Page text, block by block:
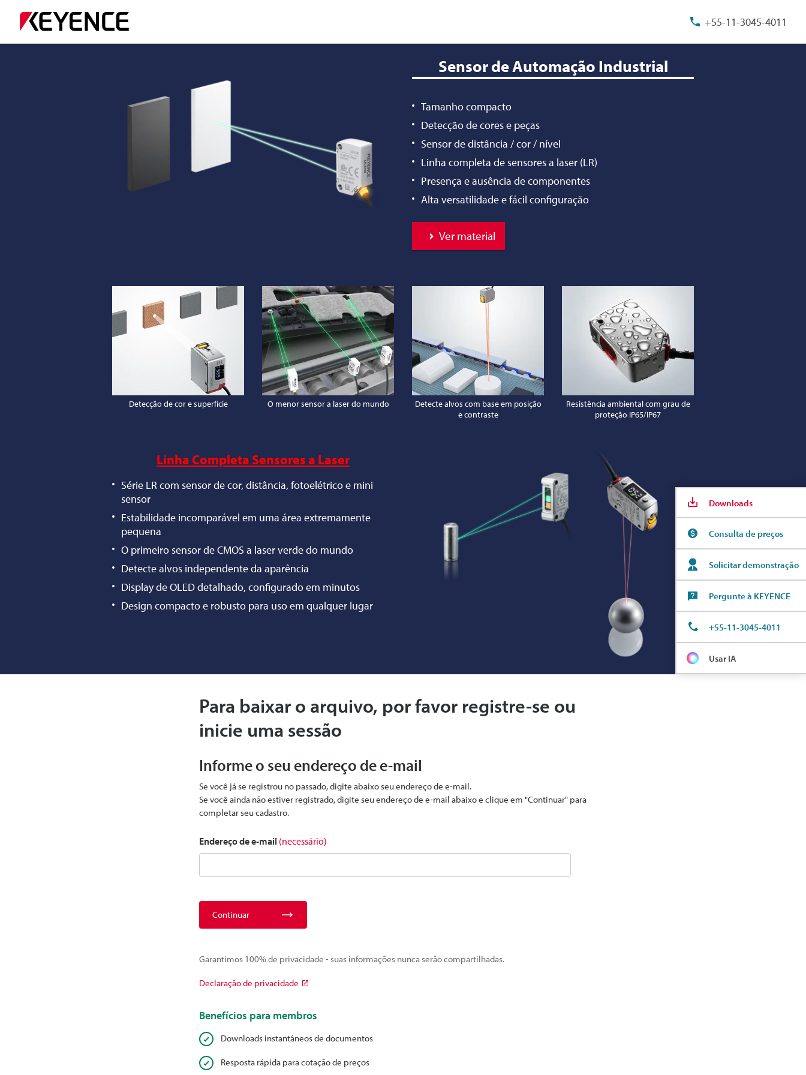
+55-11-3045-4011
Sensor de Automação Industrial
Tamanho compacto
Detecção de cores e peças
Sensor de distância / cor / nível
Linha completa de sensores a laser (LR)
Presença e ausência de componentes
Alta versatilidade e fácil configuração
Ver material
Detecção de cor e superfície O menor sensor a laser do mundo
Detecte alvos com base em posição
e contraste
Resistência ambiental com grau de
proteção IP65/IP67
Linha Completa Sensores a Laser
Série LR com sensor de cor, distância, fotoelétrico e mini
sensor
Estabilidade incomparável em uma área extremamente
pequena
O primeiro sensor de CMOS a laser verde do mundo
Detecte alvos independente da aparência
Display de OLED detalhado, configurado em minutos
Design compacto e robusto para uso em qualquer lugar
Para baixar o arquivo, por favor registre-se ou
inicie uma sessão
Informe o seu endereço de e-mail
Se você já se registrou no passado, digite abaixo seu endereço de e-mail.
Se você ainda não estiver registrado, digite seu endereço de e-mail abaixo e clique em "Continuar" para
completar seu cadastro.
Endereço de e-mail (necessário)
Continuar
Garantimos 100% de privacidade - suas informações nunca serão compartilhadas.
Declaração de privacidade
Benefícios para membros
Downloads instantâneos de documentos
Resposta rápida para cotação de preços
Downloads
Consulta de preços
Solicitar demonstração
Pergunte à KEYENCE
+55-11-3045-4011
Usar IA